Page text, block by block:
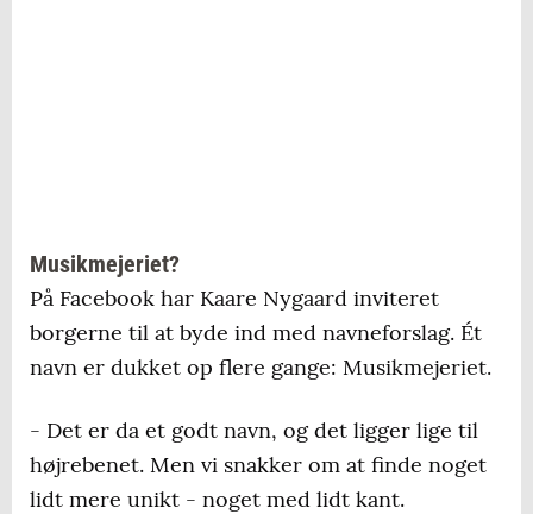
Musikmejeriet?
På Facebook har Kaare Nygaard inviteret
borgerne til at byde ind med navneforslag. Ét
navn er dukket op flere gange: Musikmejeriet.
- Det er da et godt navn, og det ligger lige til
højrebenet. Men vi snakker om at finde noget
lidt mere unikt - noget med lidt kant.